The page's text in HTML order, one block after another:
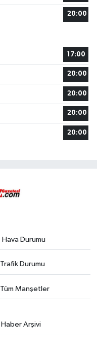
20:00
17:00
20:00
20:00
20:00
20:00
Hava Durumu
Trafik Durumu
Tüm Manşetler
Haber Arşivi